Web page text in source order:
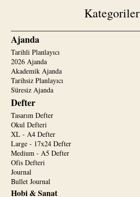
Kategoriler
Ajanda
Tarihli Planlayıcı
2026 Ajanda
Akademik Ajanda
Tarihsiz Planlayıcı
Süresiz Ajanda
Defter
Tasarım Defter
Okul Defteri
XL - A4 Defter
Large - 17x24 Defter
Medium - A5 Defter
Ofis Defteri
Journal
Bullet Journal
Hobi & Sanat